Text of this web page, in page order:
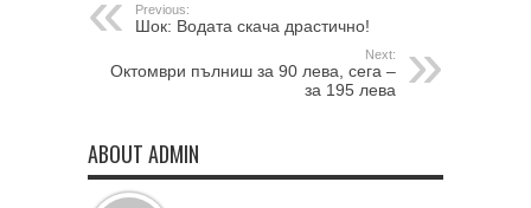
Previous:
Шок: Водата скача драстично!
Next:
Октомври пълниш за 90 лева, сега –
за 195 лева
ABOUT ADMIN